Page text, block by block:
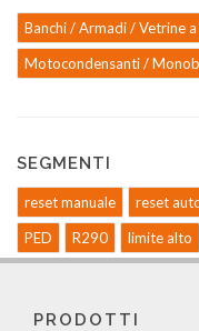
Banchi / Armadi / Vetrine a
Motocondensanti /
SEGMENTI
reset manuale reset
PED
R290 limite alto
PRODOTTI